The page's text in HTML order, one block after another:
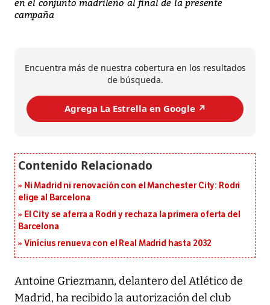
campaña
Encuentra más de nuestra cobertura en los resultados
de búsqueda.
Agrega La Estrella en Google ↗️
Ni Madrid ni renovación con el Manchester City: Rodri
elige al Barcelona
El City se aferra a Rodri y rechaza la primera oferta del
Barcelona
Vinícius renueva con el Real Madrid hasta 2032
Antoine Griezmann, delantero del Atlético de
Madrid, ha recibido la autorización del club